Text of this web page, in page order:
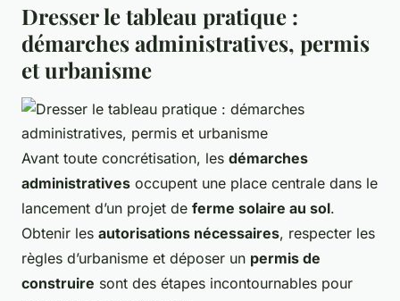
Dresser le tableau pratique :
démarches administratives, permis
et urbanisme
Avant toute concrétisation, les démarches
administratives occupent une place centrale dans le
lancement d’un projet de ferme solaire au sol.
Obtenir les autorisations nécessaires, respecter les
règles d’urbanisme et déposer un permis de
construire sont des étapes incontournables pour